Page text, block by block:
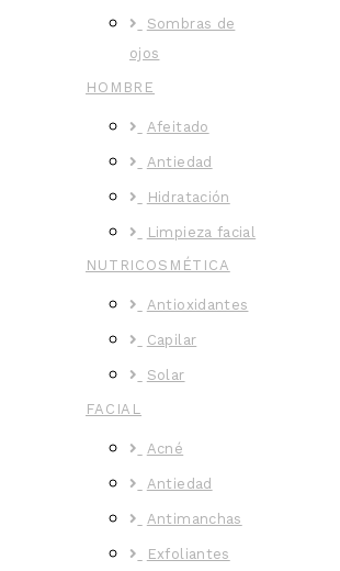
Sombras de
ojos
HOMBRE
Afeitado
Antiedad
Hidratación
Limpieza facial
NUTRICOSMÉTICA
Antioxidantes
Capilar
Solar
FACIAL
Acné
Antiedad
Antimanchas
Exfoliantes